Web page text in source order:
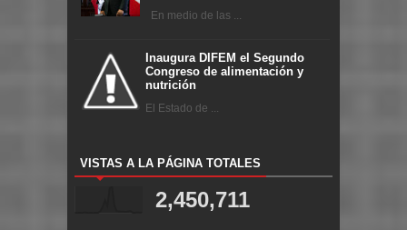
En medio de las ...
Inaugura DIFEM el Segundo
Congreso de alimentación y
nutrición
El Estado de ...
VISTAS A LA PÁGINA TOTALES
2,450,711